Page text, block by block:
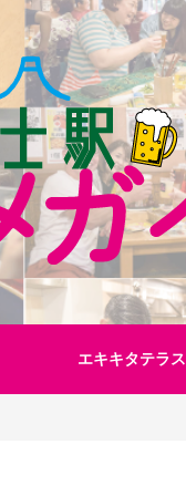
エキキタテラス